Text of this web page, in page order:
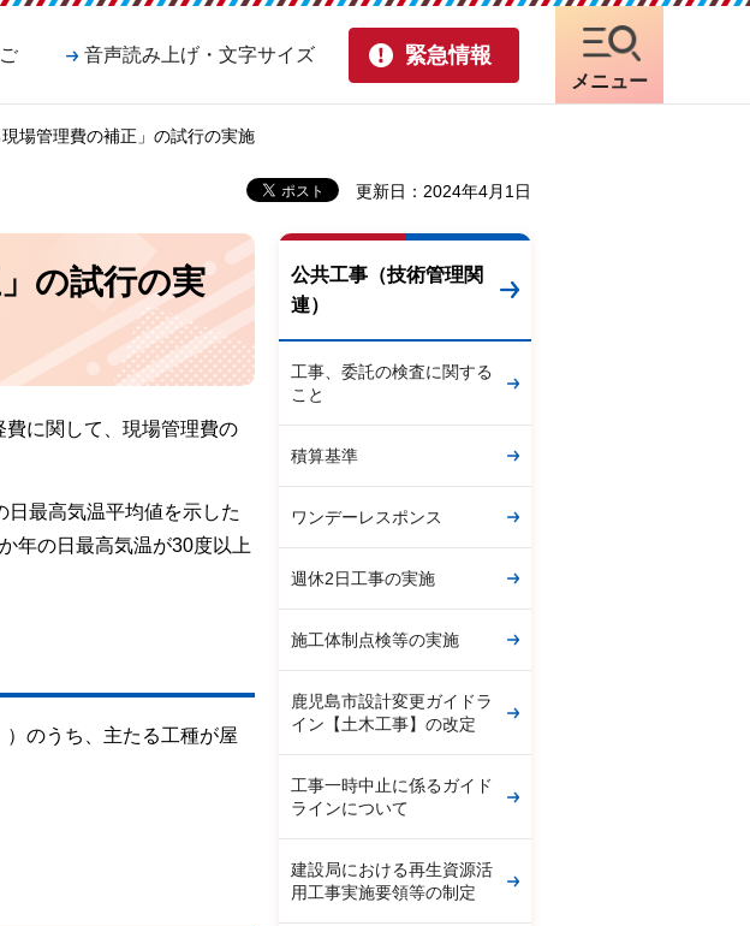
音声読み上げ・文字サイズ 緊急情報
メニュー
場管理費の補正」の試行の実施
更新日：2024年4月1日
の試行の実
に関して、現場管理費の
最高気温平均値を示した
年の日最高気温が30度以上
のうち、主たる工種が屋
公共工事（技術管理関
連）
工事、委託の検査に関する
こと
積算基準
ワンデーレスポンス
週休2日工事の実施
施工体制点検等の実施
鹿児島市設計変更ガイドラ
イン【土木工事】の改定
工事一時中止に係るガイド
ラインについて
建設局における再生資源活
用工事実施要領等の制定